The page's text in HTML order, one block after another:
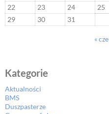
22
23 24 25
29
30 31
« cze
Kategorie
Aktualności
BMS
Duszpasterze